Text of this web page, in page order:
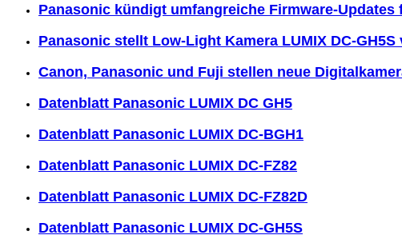
Panasonic kündigt umfangreiche Firmware-Updates
Panasonic stellt Low-Light Kamera LUMIX DC-GH5S
Canon, Panasonic und Fuji stellen neue
Datenblatt Panasonic LUMIX DC GH5
Datenblatt Panasonic LUMIX DC-BGH1
Datenblatt Panasonic LUMIX DC-FZ82
Datenblatt Panasonic LUMIX DC-FZ82D
Datenblatt Panasonic LUMIX DC-GH5S